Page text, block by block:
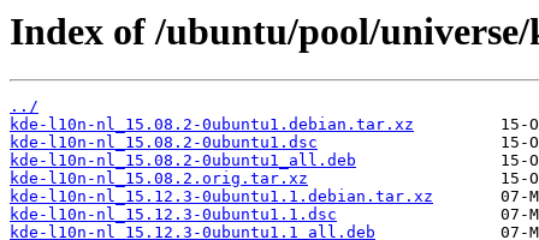
Index of /ubuntu/pool/
../
kde-l10n-nl_15.08.2-0ubuntu1.debian.tar.xz
kde-l10n-nl_15.08.2-0ubuntu1.dsc
kde-l10n-nl_15.08.2-0ubuntu1_all.deb
kde-l10n-nl_15.08.2.orig.tar.xz
kde-l10n-nl_15.12.3-0ubuntu1.1.debian.tar.xz
kde-l10n-nl_15.12.3-0ubuntu1.1.dsc
kde-l10n-nl_15.12.3-0ubuntu1.1_all.deb